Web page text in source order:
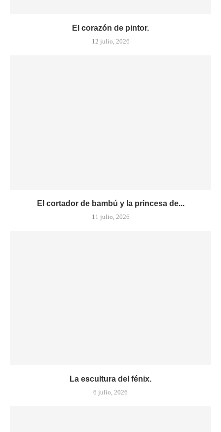
El corazón de pintor.
12 julio, 2026
El cortador de bambú y la princesa de...
11 julio, 2026
La escultura del fénix.
6 julio, 2026